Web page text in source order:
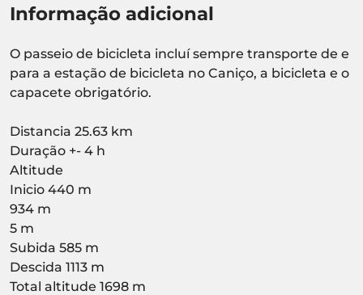
Informação adicional
O passeio de bicicleta incluí sempre transporte de e
para a estação de bicicleta no Caniço, a bicicleta e o
capacete obrigatório.
Distancia 25.63 km
Duração +- 4 h
Altitude
Inicio 440 m
934 m
5 m
Subida 585 m
Descida 1113 m
Total altitude 1698 m